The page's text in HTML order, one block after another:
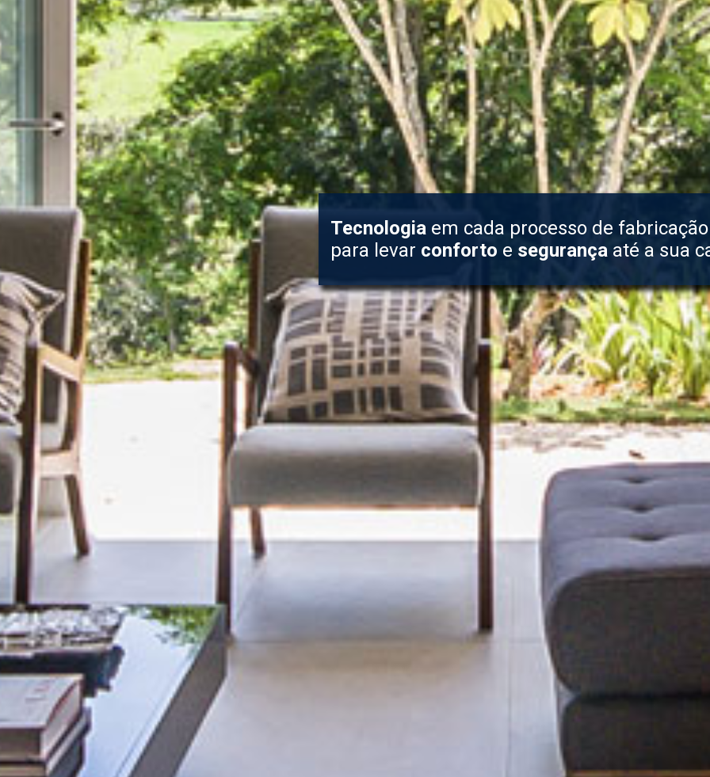
Tecnologia em cada processo de fabricação
para levar conforto e segurança até a sua